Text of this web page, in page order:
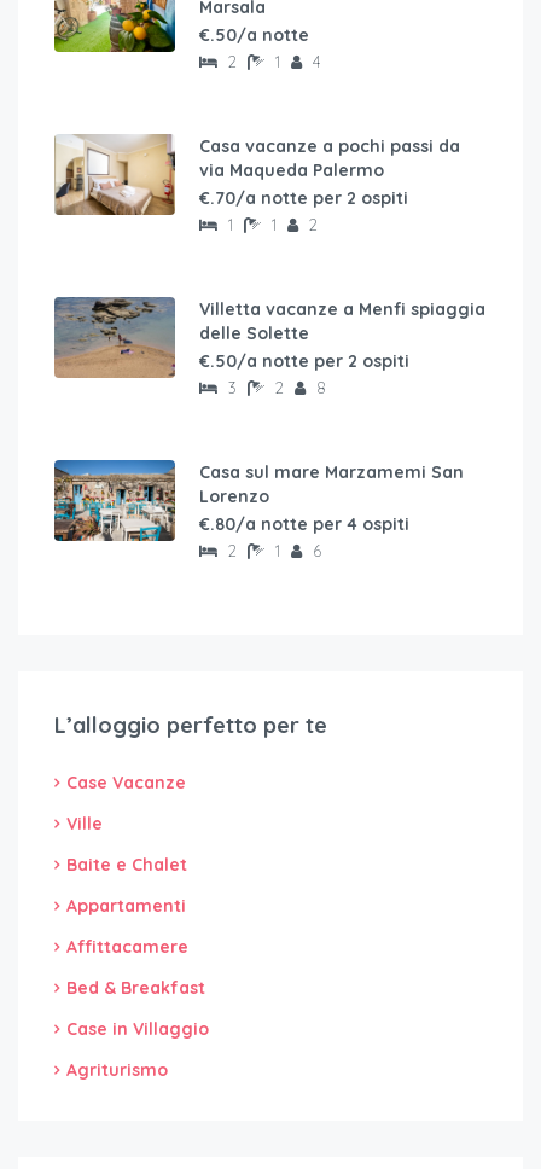
Marsala
€.50/a notte
2 1 4
Casa vacanze a pochi passi da
via Maqueda Palermo
€.70/a notte per 2 ospiti
1 1 2
Villetta vacanze a Menfi spiaggia
delle Solette
€.50/a notte per 2 ospiti
3 2 8
Casa sul mare Marzamemi San
Lorenzo
€.80/a notte per 4 ospiti
2 1 6
L’alloggio perfetto per te
Case Vacanze
Ville
Baite e Chalet
Appartamenti
Affittacamere
Bed & Breakfast
Case in Villaggio
Agriturismo